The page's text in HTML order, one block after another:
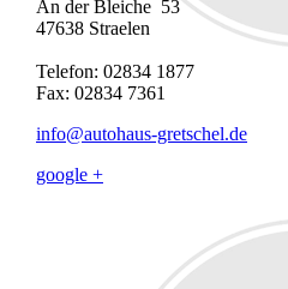
An der Bleiche 53
47638 Straelen
Telefon: 02834 1877
Fax: 02834 7361
info@autohaus-gretschel.de
google +